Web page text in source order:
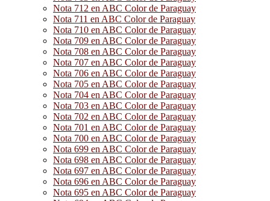
Nota 712 en ABC Color de Paraguay
Nota 711 en ABC Color de Paraguay
Nota 710 en ABC Color de Paraguay
Nota 709 en ABC Color de Paraguay
Nota 708 en ABC Color de Paraguay
Nota 707 en ABC Color de Paraguay
Nota 706 en ABC Color de Paraguay
Nota 705 en ABC Color de Paraguay
Nota 704 en ABC Color de Paraguay
Nota 703 en ABC Color de Paraguay
Nota 702 en ABC Color de Paraguay
Nota 701 en ABC Color de Paraguay
Nota 700 en ABC Color de Paraguay
Nota 699 en ABC Color de Paraguay
Nota 698 en ABC Color de Paraguay
Nota 697 en ABC Color de Paraguay
Nota 696 en ABC Color de Paraguay
Nota 695 en ABC Color de Paraguay